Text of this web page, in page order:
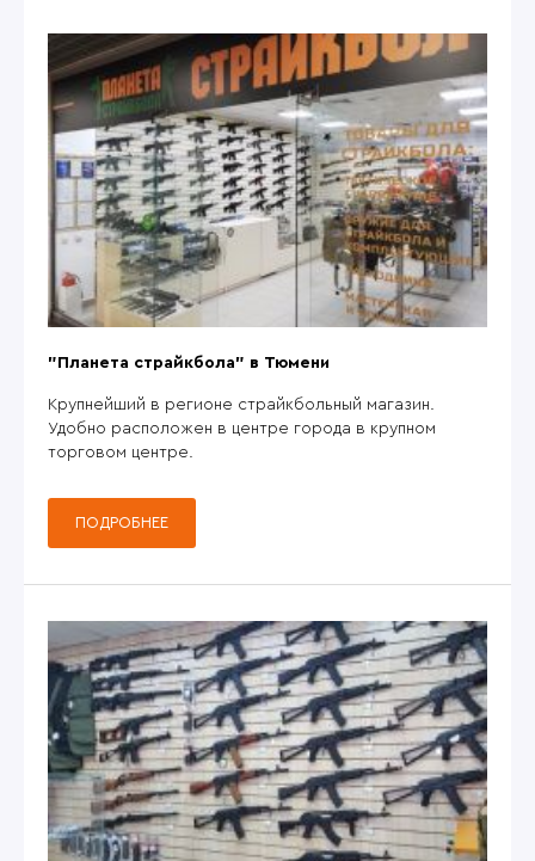
"Планета страйкбола" в Тюмени
Крупнейший в регионе страйкбольный магазин.
Удобно расположен в центре города в крупном
торговом центре.
ПОДРОБНЕЕ